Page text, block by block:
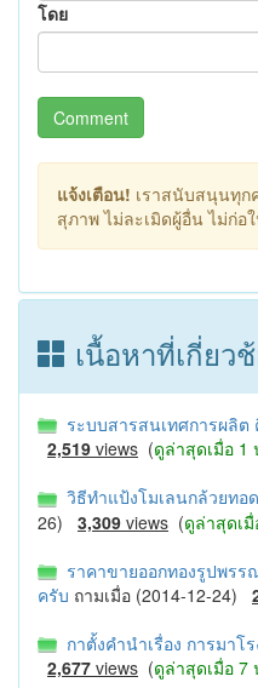
โดย
Comment
แจ้งเตือน! เราสนับสนุนทุก
สุภาพ ไม่ละเมิดผู้อื่น ไม่ก่อ
เนื้อหาที่เกี่ยว
ระบบสารสนเทศการผลิต
2,519 views (ดูล่าสุดเมื่อ 1
วิธีทำแป้งโมเลนกล้วยทอ
26) 3,309 views (ดูล่าสุดเ
ราคาขายออกทองรูปพรร
ครับ ถามเมื่อ (2014-12-24)
กาตั้งคำนำเรื่อง การมาโ
2,677 views (ดูล่าสุดเมื่อ 7